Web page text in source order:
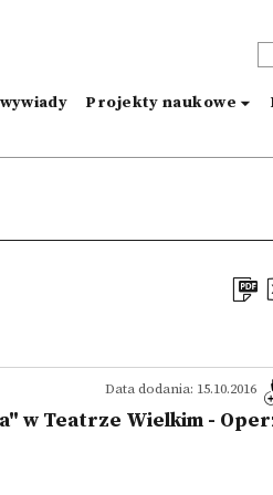
Projekty naukowe
Data dodania: 15.10.2016
w Teatrze Wielkim -
×